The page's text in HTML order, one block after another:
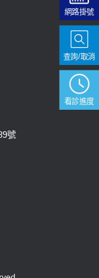
號
網路掛號
看診進度
查詢/取消